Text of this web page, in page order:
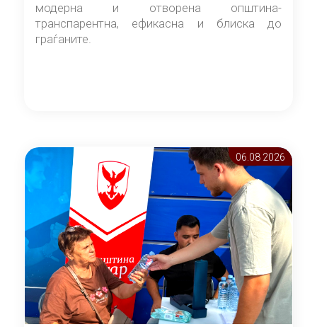
модерна и отворена општина-
транспарентна, ефикасна и блиска до
граѓаните.
06.08 2026